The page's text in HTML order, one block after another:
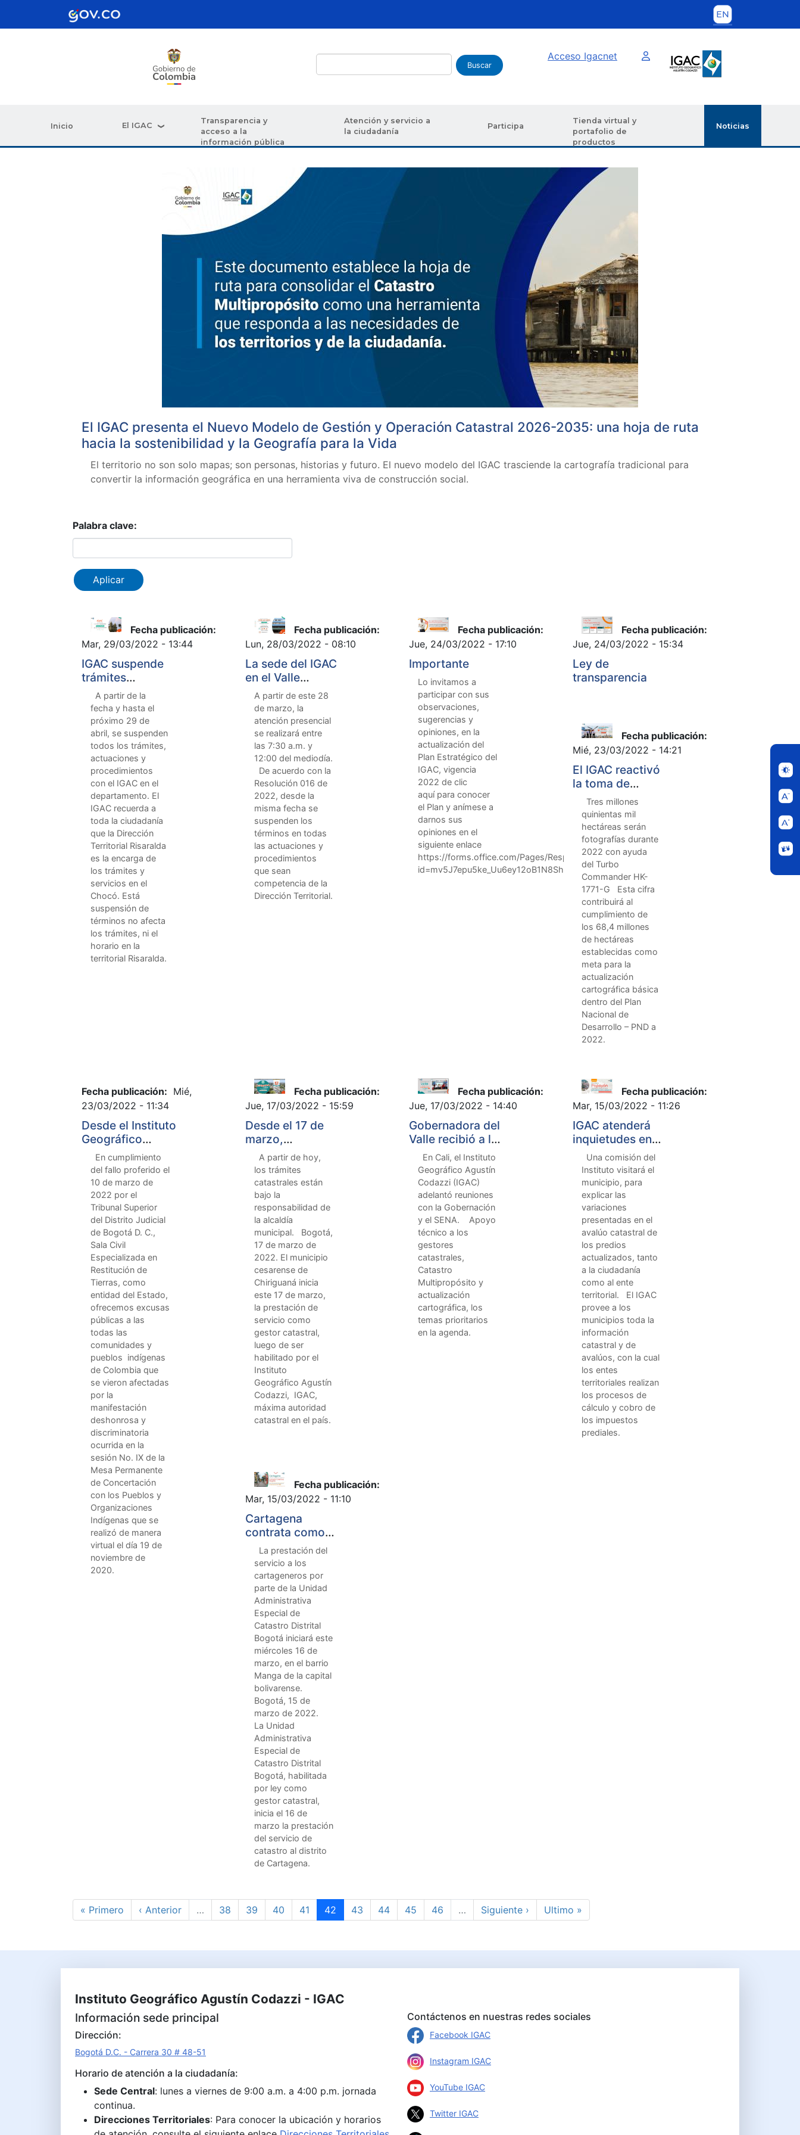
Pasar al contenido principal
Buscar Acceso Igacnet Imagen interna
Inicio El IGAC
Transparencia y
acceso a la
información pública
Atención y servicio a
la ciudadanía
Participa
Tienda virtual y
portafolio de
productos
Noticias
El IGAC presenta el Nuevo Modelo de Gestión y Operación Catastral 2026-2035: una hoja de ruta
hacia la sostenibilidad y la Geografía para la Vida
El territorio no son solo mapas; son personas, historias y futuro. El nuevo modelo del IGAC trasciende la cartografía tradicional para
convertir la información geográfica en una herramienta viva de construcción social.
Palabra clave:
Fecha publicación:
Mar, 29/03/2022 - 13:44
IGAC suspende
trámites
catastrales en el
Chocó de forma
provisional
A partir de la
fecha y hasta el
próximo 29 de
abril, se suspenden
todos los trámites,
actuaciones y
procedimientos
con el IGAC en el
departamento. El
IGAC recuerda a
toda la ciudadanía
que la Dirección
Territorial Risaralda
es la encarga de
los trámites y
servicios en el
Chocó. Está
suspensión de
términos no afecta
los trámites, ni el
horario en la
territorial Risaralda.
Fecha publicación:
Lun, 28/03/2022 - 08:10
La sede del IGAC
en el Valle
anuncia cambio
provisional en su
horario de
atención al
público
A partir de este 28
de marzo, la
atención presencial
se realizará entre
las 7:30 a.m. y
12:00 del mediodía.
De acuerdo con la
Resolución 016 de
2022, desde la
misma fecha se
suspenden los
términos en todas
las actuaciones y
procedimientos
que sean
competencia de la
Dirección Territorial.
Fecha publicación:
Jue, 24/03/2022 - 17:10
Importante
Lo invitamos a
participar con sus
observaciones,
sugerencias y
opiniones, en la
actualización del
Plan Estratégico del
IGAC, vigencia
2022 de clic
aquí para conocer
el Plan y anímese a
darnos sus
opiniones en el
siguiente enlace
https://forms.office.com/Pages/ResponsePage.aspx?
Fecha publicación:
Jue, 24/03/2022 - 15:34
Ley de
transparencia
Fecha publicación:
Mié, 23/03/2022 - 14:21
El IGAC reactivó
la toma de
fotografías
aéreas para
actualizar la
geografía
colombiana
Tres millones
quinientas mil
hectáreas serán
fotografías durante
2022 con ayuda
del Turbo
Commander HK-
1771-G Esta cifra
contribuirá al
cumplimiento de
los 68,4 millones
de hectáreas
establecidas como
meta para la
actualización
cartográfica básica
dentro del Plan
Nacional de
Desarrollo – PND a
2022.
Fecha publicación: Mié,
23/03/2022 - 11:34
Desde el Instituto
Geográfico
Agustín Codazzi,
IGAC,
rechazamos todo
tipo de acto de
discriminación
que atente contra
la dignidad
humana, la honra
y la diversidad
cultural.
En cumplimiento
del fallo proferido el
10 de marzo de
2022 por el
Tribunal Superior
del Distrito Judicial
de Bogotá D. C.,
Sala Civil
Especializada en
Restitución de
Tierras, como
entidad del Estado,
ofrecemos excusas
públicas a las
todas las
comunidades y
pueblos indígenas
de Colombia que
se vieron afectadas
por la
manifestación
deshonrosa y
discriminatoria
ocurrida en la
sesión No. IX de la
Mesa Permanente
de Concertación
con los Pueblos y
Organizaciones
Indígenas que se
realizó de manera
virtual el día 19 de
noviembre de
2020.
Fecha publicación:
Jue, 17/03/2022 - 15:59
Desde el 17 de
marzo,
Chiriguaná
prestará el
servicio como
gestor catastral
A partir de hoy,
los trámites
catastrales están
bajo la
responsabilidad de
la alcaldía
municipal. Bogotá,
17 de marzo de
2022. El municipio
cesarense de
Chiriguaná inicia
este 17 de marzo,
la prestación de
servicio como
gestor catastral,
luego de ser
habilitado por el
Instituto
Geográfico Agustín
Codazzi, IGAC,
máxima autoridad
catastral en el país.
Fecha publicación:
Jue, 17/03/2022 - 14:40
Gobernadora del
Valle recibió a la
Expedición
Codazzi del IGAC
En Cali, el Instituto
Geográfico Agustín
Codazzi (IGAC)
adelantó reuniones
con la Gobernación
y el SENA. Apoyo
técnico a los
gestores
catastrales,
Catastro
Multipropósito y
actualización
cartográfica, los
temas prioritarios
en la agenda.
Fecha publicación:
Mar, 15/03/2022 - 11:26
IGAC atenderá
inquietudes en
Popayán sobre
actualización
catastral
Una comisión del
Instituto visitará el
municipio, para
explicar las
variaciones
presentadas en el
avalúo catastral de
los predios
actualizados, tanto
a la ciudadanía
como al ente
territorial. El IGAC
provee a los
municipios toda la
información
catastral y de
avalúos, con la cual
los entes
territoriales realizan
los procesos de
cálculo y cobro de
los impuestos
prediales.
Fecha publicación:
Mar, 15/03/2022 - 11:10
Cartagena
contrata como
gestor catastral a
Bogotá
La prestación del
servicio a los
cartageneros por
parte de la Unidad
Administrativa
Especial de
Catastro Distrital
Bogotá iniciará este
miércoles 16 de
marzo, en el barrio
Manga de la capital
bolivarense.
Bogotá, 15 de
marzo de 2022.
La Unidad
Administrativa
Especial de
Catastro Distrital
Bogotá, habilitada
por ley como
gestor catastral,
inicia el 16 de
marzo la prestación
del servicio de
catastro al distrito
de Cartagena.
Primera página
« Primero Página anterior
‹ Anterior … Page
38 Page
39 Page
40 Page
41 Página actual
42 Page
43 Page
44 Page
45 Page
46 … Siguiente página
Siguiente › Última página
Ultimo »
Instituto Geográfico Agustín Codazzi - IGAC
Información sede principal
Dirección:
Bogotá D.C. - Carrera 30 # 48-51
Horario de atención a la ciudadanía:
Sede Central: lunes a viernes de 9:00 a.m. a 4:00 p.m. jornada
continua.
Direcciones Territoriales: Para conocer la ubicación y horarios
Contáctenos en nuestras redes sociales
Facebook IGAC
Instagram IGAC
YouTube IGAC
Twitter IGAC